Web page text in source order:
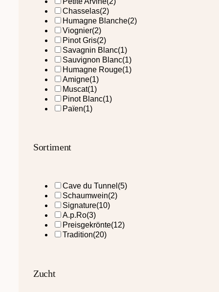
Chasselas(2)
Humagne Blanche(2)
Viognier(2)
Pinot Gris(2)
Savagnin Blanc(1)
Sauvignon Blanc(1)
Humagne Rouge(1)
Amigne(1)
Muscat(1)
Pinot Blanc(1)
Païen(1)
Sortiment
Cave du Tunnel (5)
Schaumwein(2)
Signature(10)
A.p.Ro(3)
Preisgekrönte(12)
Tradition(20)
Zucht